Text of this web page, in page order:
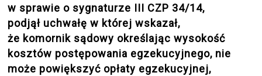
w sprawie o sygnaturze III CZP 34/14,
podjął uchwałę w której wskazał,
że komornik sądowy określając wysokość
kosztów postępowania egzekucyjnego, nie
może powiększyć opłaty egzekucyjnej,